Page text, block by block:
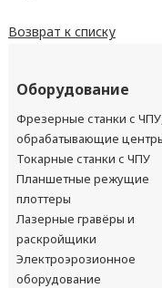
Возврат к списку
Оборудование
Фрезерные станки с
обрабатывающие
Токарные станки с ЧПУ
Планшетные режущие
плоттеры
Лазерные гравёры и
раскройщики
Электроэрозионное
оборудование